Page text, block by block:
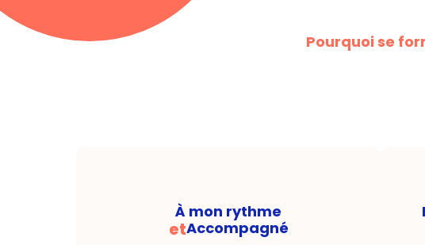
Pourquoi se
À mon rythme
etAccompagné